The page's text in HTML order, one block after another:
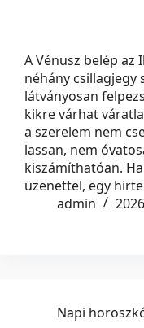
A Vénusz belép az
néhány csillagjegy
látványosan
kikre várhat
a szerelem nem
lassan, nem
kiszámíthatóan.
üzenettel, egy
admin
Napi